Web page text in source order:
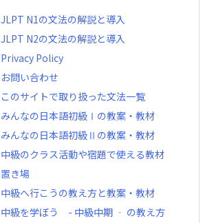
JLPT N1の文法の解説と導入
JLPT N2の文法の解説と導入
Privacy Policy
お問い合わせ
このサイトで取り扱った文法一覧
みんなの日本語初級Ⅰの教案・教材
みんなの日本語初級Ⅱの教案・教材
中級のクラス活動や宿題で使える教材
置き場
中級へ行こうの教え方と教案・教材
中級を学ぼう - 中級中期 ‐ の教え方